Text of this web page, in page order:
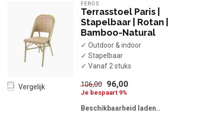
Vergelijk
FEROS
Terrasstoel Paris |
Stapelbaar | Rotan |
Bamboo-Natural
✓ Outdoor & indoor
✓ Stapelbaar
✓ Vanaf 2 stuks
106,00 96,00
Je bespaart 9%
Beschikbaarheid laden..